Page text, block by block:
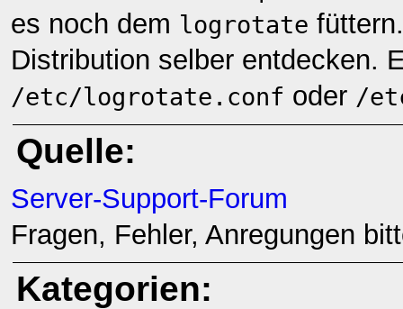
es noch dem logrotate
Distribution selber entdecken.
/etc/logrotate.conf oder /
Quelle:
Server-Support-Forum
Fragen, Fehler, Anregungen
Kategorien: